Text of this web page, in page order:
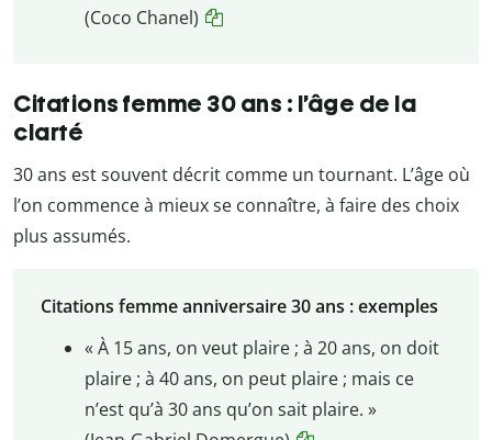
(Coco Chanel)
Citations femme 30 ans : l’âge de la
clarté
30 ans est souvent décrit comme un tournant. L’âge où
l’on commence à mieux se connaître, à faire des choix
plus assumés.
Citations femme anniversaire 30 ans : exemples
« À 15 ans, on veut plaire ; à 20 ans, on doit
plaire ; à 40 ans, on peut plaire ; mais ce
n’est qu’à 30 ans qu’on sait plaire. »